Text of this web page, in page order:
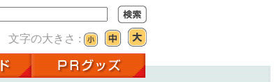
文字の大きさ :